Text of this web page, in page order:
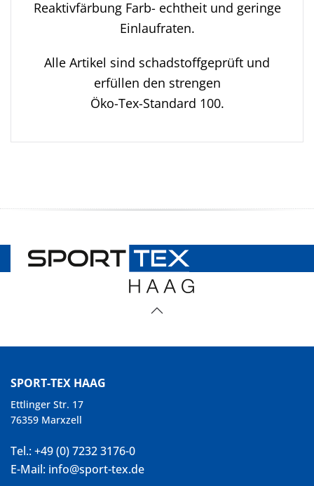
Reaktivfärbung Farb- echtheit und geringe
Einlaufraten.
Alle Artikel sind schadstoffgeprüft und
erfüllen den strengen
Öko-Tex-Standard 100.
SPORT-TEX HAAG
Ettlinger Str. 17
76359 Marxzell
Tel.: +49 (0) 7232 3176-0
E-Mail: info@sport-tex.de